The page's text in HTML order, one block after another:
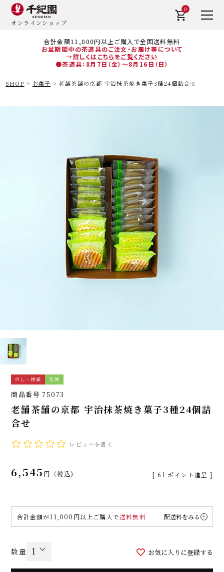
合計金額11,000円以上ご購入で全国送料無料
お盆期間中の茶道具のご注文・お届け等について
→詳しくはこちらをご覧ください
●茶道具：8月7日（金）～8月16日（日）
オンラインショップ
0
SHOP お菓子 老舗茶舗の京都 宇治抹茶焼き菓子3種24個詰合せ
のし・掛紙 包装
商品番号 75073
老舗茶舗の京都 宇治抹茶焼き菓子3種24個詰
合せ
レビューを書く
6,545 税込 [ 61 ポイント進呈 ]
合計金額が11,000円以上ご購入で送料無料 配送料をみる
お気に入りに登録する